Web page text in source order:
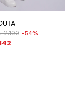
2.190 54